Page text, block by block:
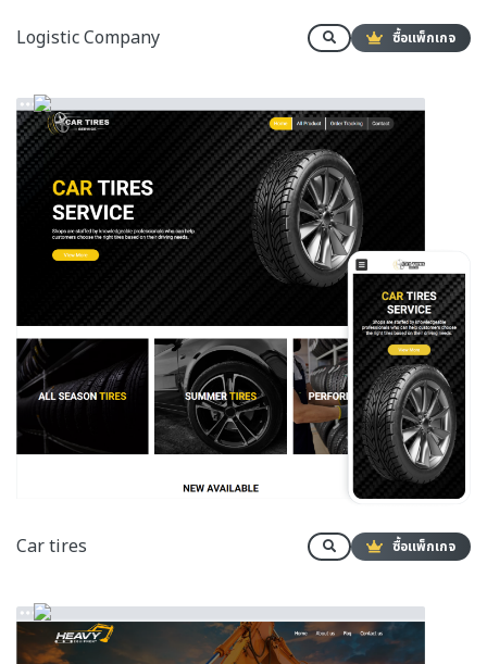
Logistic Company ซื้อแพ็กเกจ
Car tires ซื้อแพ็กเกจ